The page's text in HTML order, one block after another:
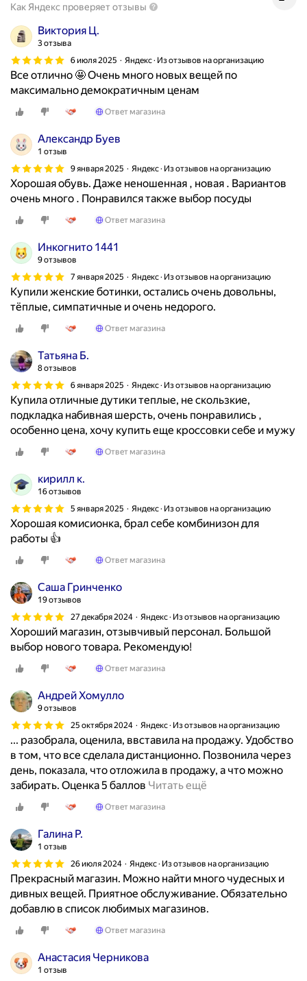
Как Яндекс проверяет отзывы
Виктория Ц.
3 отзыва
6 июля 2025
Яндекс · Из отзывов на организацию
Все отлично 🤩 Очень много новых вещей по
максимально демократичным ценам
Ответ магазина
Александр Буев
1 отзыв
9 января 2025
Яндекс · Из отзывов на организацию
Хорошая обувь. Даже неношенная , новая . Вариантов
очень много . Понравился также выбор посуды
Ответ магазина
Инкогнито 1441
9 отзывов
7 января 2025
Яндекс · Из отзывов на организацию
Купили женские ботинки, остались очень довольны,
тёплые, симпатичные и очень недорого.
Ответ магазина
Татьяна Б.
8 отзывов
6 января 2025
Яндекс · Из отзывов на организацию
Купила отличные дутики теплые, не скользкие,
подкладка набивная шерсть, очень понравились ,
особенно цена, хочу купить еще кроссовки себе и мужу
Ответ магазина
кирилл к.
16 отзывов
5 января 2025
Яндекс · Из отзывов на организацию
Хорошая комисионка, брал себе комбинизон для
работы 👍
Ответ магазина
Саша Гринченко
19 отзывов
27 декабря 2024
Яндекс · Из отзывов на организацию
Хороший магазин, отзывчивый персонал. Большой
выбор нового товара. Рекомендую!
Ответ магазина
Андрей Хомулло
9 отзывов
25 октября 2024
Яндекс · Из отзывов на организацию
... разобрала, оценила, ввставила на продажу. Удобство
в том, что все сделала дистанционно. Позвонила через
день, показала, что отложила в продажу, а что можно
забирать. Оценка 5 баллов Читать ещё
з
4
к
Ответ магазина
Галина Р.
1 отзыв
26 июля 2024
Яндекс · Из отзывов на организацию
Прекрасный магазин. Можно найти много чудесных и
дивных вещей. Приятное обслуживание. Обязательно
добавлю в список любимых магазинов.
Ответ магазина
Анастасия Черникова
1 отзыв